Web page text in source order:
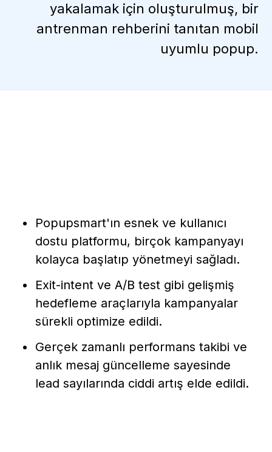
yakalamak için oluşturulmuş, bir
antrenman rehberini tanıtan mobil
uyumlu popup.
Popupsmart'ın esnek ve kullanıcı
dostu platformu, birçok kampanyayı
kolayca başlatıp yönetmeyi sağladı.
Exit-intent ve A/B test gibi gelişmiş
hedefleme araçlarıyla kampanyalar
sürekli optimize edildi.
Gerçek zamanlı performans takibi ve
anlık mesaj güncelleme sayesinde
lead sayılarında ciddi artış elde edildi.